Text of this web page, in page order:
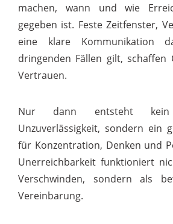
machen, wann und wie
gegeben ist. Feste Zeitfenster,
eine klare Kommunikation
dringenden Fällen gilt, schaffen
Vertrauen.
Nur dann entsteht
Unzuverlässigkeit, sondern ein
für Konzentration, Denken und
Unerreichbarkeit funktioniert
Verschwinden, sondern als
Vereinbarung.